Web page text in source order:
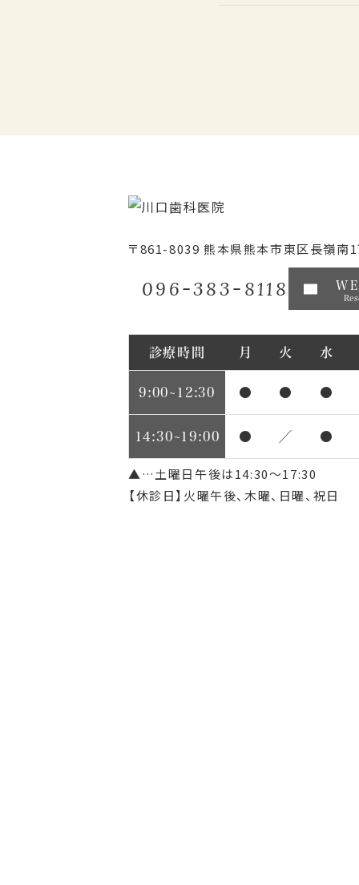
〒861-8039 熊本県熊本市東区長嶺南
096-383-8118
診療時間 月 火 水
9:00~12:30 ● ● ●
14:30~19:00 ● ／ ●
▲…土曜日午後は14:30～17:30
【休診日】火曜午後、木曜、日曜、祝日